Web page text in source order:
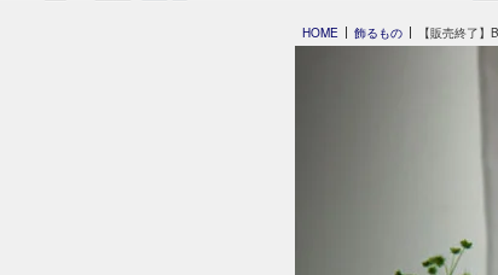
HOME 飾るもの 【販売終了